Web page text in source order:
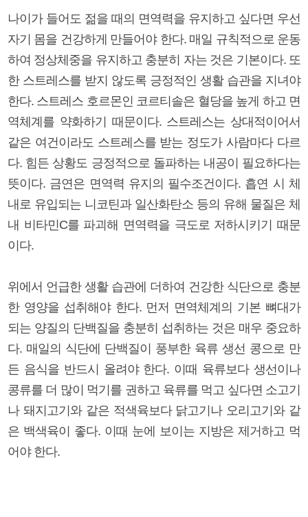
나이가 들어도 젊을 때의 면역력을 유지하고 싶다면 우선
자기 몸을 건강하게 만들어야 한다. 매일 규칙적으로 운동
하여 정상체중을 유지하고 충분히 자는 것은 기본이다. 또
한 스트레스를 받지 않도록 긍정적인 생활 습관을 지녀야
한다. 스트레스 호르몬인 코르티솔은 혈당을 높게 하고 면
역체계를 약화하기 때문이다. 스트레스는 상대적이어서
같은 여건이라도 스트레스를 받는 정도가 사람마다 다르
다. 힘든 상황도 긍정적으로 돌파하는 내공이 필요하다는
뜻이다. 금연은 면역력 유지의 필수조건이다. 흡연 시 체
내로 유입되는 니코틴과 일산화탄소 등의 유해 물질은 체
내 비타민C를 파괴해 면역력을 극도로 저하시키기 때문
이다.
위에서 언급한 생활 습관에 더하여 건강한 식단으로 충분
한 영양을 섭취해야 한다. 먼저 면역체계의 기본 뼈대가
되는 양질의 단백질을 충분히 섭취하는 것은 매우 중요하
다. 매일의 식단에 단백질이 풍부한 육류 생선 콩으로 만
든 음식을 반드시 올려야 한다. 이때 육류보다 생선이나
콩류를 더 많이 먹기를 권하고 육류를 먹고 싶다면 소고기
나 돼지고기와 같은 적색육보다 닭고기나 오리고기와 같
은 백색육이 좋다. 이때 눈에 보이는 지방은 제거하고 먹
어야 한다.